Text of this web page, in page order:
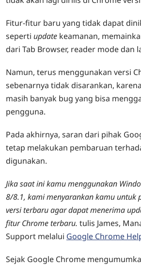
Fitur-fitur baru yang tidak dapat
seperti update keamanan,
dari Tab Browser, reader mode dan
Namun, terus menggunakan versi
sebenarnya tidak disarankan,
masih banyak bug yang bisa
pengguna.
Pada akhirnya, saran dari pihak
tetap melakukan pembaruan
digunakan.
Jika saat ini kamu menggunakan
8/8.1, kami menyarankan kamu untuk
versi terbaru agar dapat menerima
fitur Chrome terbaru. tulis James,
Support melalui Google Chrome
Sejak Google Chrome